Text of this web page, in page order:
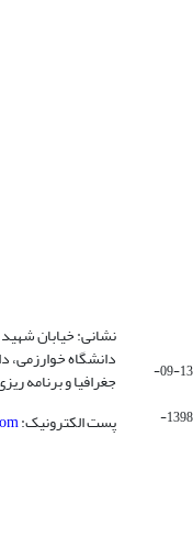
1398-09-
1398-
نشانی: خیابان شهید
دانشگاه خوارزمی،
جغرافیا و برنامه
پست الکترونیک: